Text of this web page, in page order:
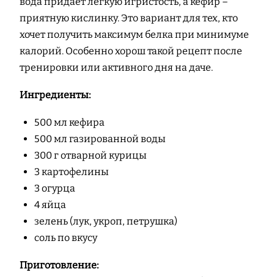
приятную кислинку. Это вариант для тех, кто
хочет получить максимум белка при минимуме
калорий. Особенно хорош такой рецепт после
тренировки или активного дня на даче.
Ингредиенты:
500 мл кефира
500 мл газированной воды
300 г отварной курицы
3 картофелины
3 огурца
4 яйца
зелень (лук, укроп, петрушка)
соль по вкусу
Приготовление: